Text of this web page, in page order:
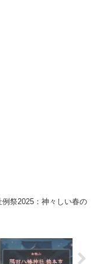
祭2025：神々しい春の